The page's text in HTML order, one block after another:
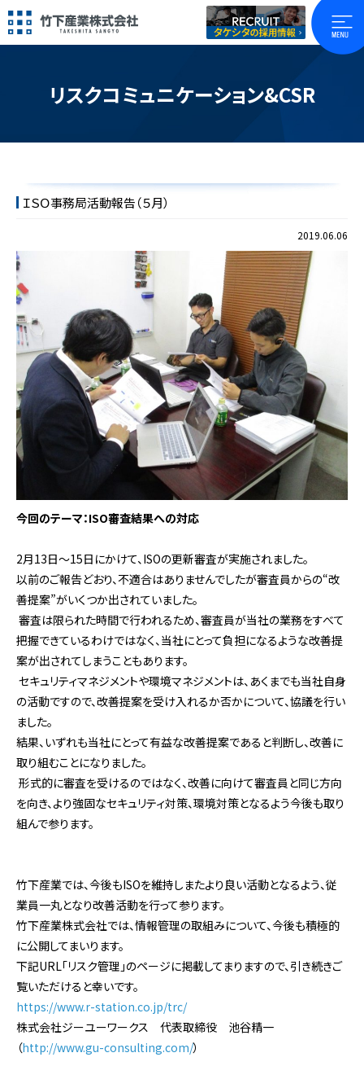
リスクコミュニケーション&CSR
ＩＳＯ事務局活動報告（５月）
2019.06.06
今回のテーマ：ISO審査結果への対応
2月13日～15日にかけて、ISOの更新審査が実施されました。
以前のご報告どおり、不適合はありませんでしたが審査員からの“改
善提案”がいくつか出されていました。
審査は限られた時間で行われるため、審査員が当社の業務をすべて
把握できているわけではなく、当社にとって負担になるような改善提
案が出されてしまうこともあります。
セキュリティマネジメントや環境マネジメントは、あくまでも当社自身
の活動ですので、改善提案を受け入れるか否かについて、協議を行い
ました。
結果、いずれも当社にとって有益な改善提案であると判断し、改善に
取り組むことになりました。
形式的に審査を受けるのではなく、改善に向けて審査員と同じ方向
を向き、より強固なセキュリティ対策、環境対策となるよう今後も取り
組んで参ります。
竹下産業では、今後もISOを維持しまたより良い活動となるよう、従
業員一丸となり改善活動を行って参ります。
竹下産業株式会社では、情報管理の取組みについて、今後も積極的
に公開してまいります。
下記URL「リスク管理」のページに掲載してまりますので、引き続きご
覧いただけると幸いです。
https://www.r-station.co.jp/trc/
株式会社ジーユーワークス 代表取締役 池谷精一
（http://www.gu-consulting.com/）